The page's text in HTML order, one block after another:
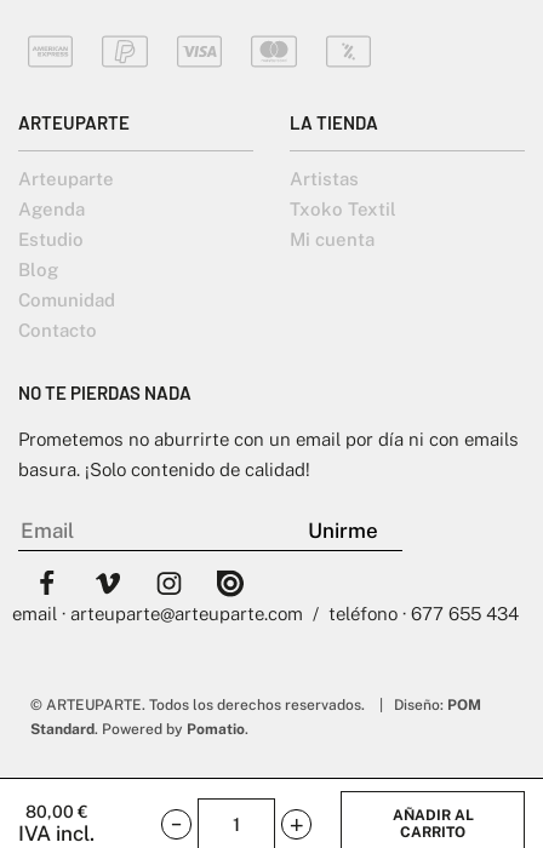
80,00 €
IVA incl. Billy
AÑADIR AL
CARRITO
ARTEUPARTE
Arteuparte
Agenda
Estudio
Blog
Comunidad
Contacto
LA TIENDA
Artistas
Txoko Textil
Mi cuenta
NO TE PIERDAS NADA
Prometemos no aburrirte con un email por día ni con emails
basura. ¡Solo contenido de calidad!
email · arteuparte@arteuparte.com / teléfono · 677 655 434
© ARTEUPARTE. Todos los derechos reservados. | Diseño: POM
Standard. Powered by Pomatio.